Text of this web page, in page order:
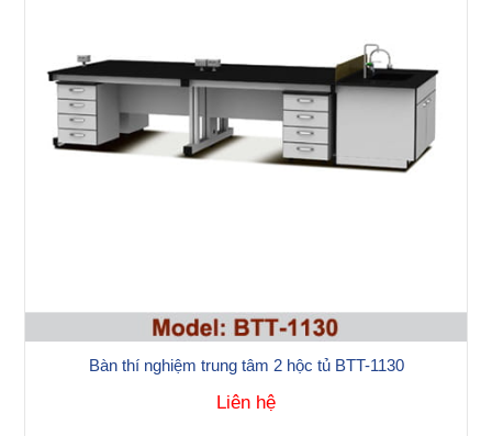
Bàn thí nghiệm trung tâm 2 hộc tủ BTT-1130
Liên hệ